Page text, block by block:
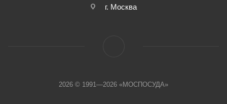
г. Москва
2026 © 1991—2026 «МОСПОСУДА»